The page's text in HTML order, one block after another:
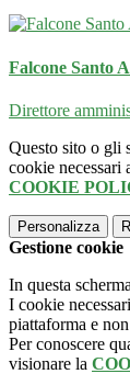
Falcone Santo
Direttore
Questo sito o gli
cookie
COOKIE
Personalizza
Gestione cookie
In questa
I cookie
piattaforma e
Per conoscere
visionare la